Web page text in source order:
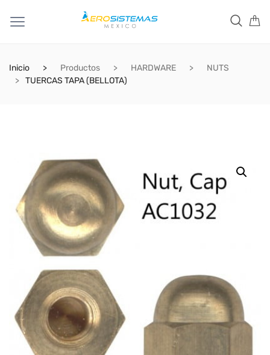
Inicio Productos HARDWARE
NUTS
TUERCAS TAPA (BELLOTA)